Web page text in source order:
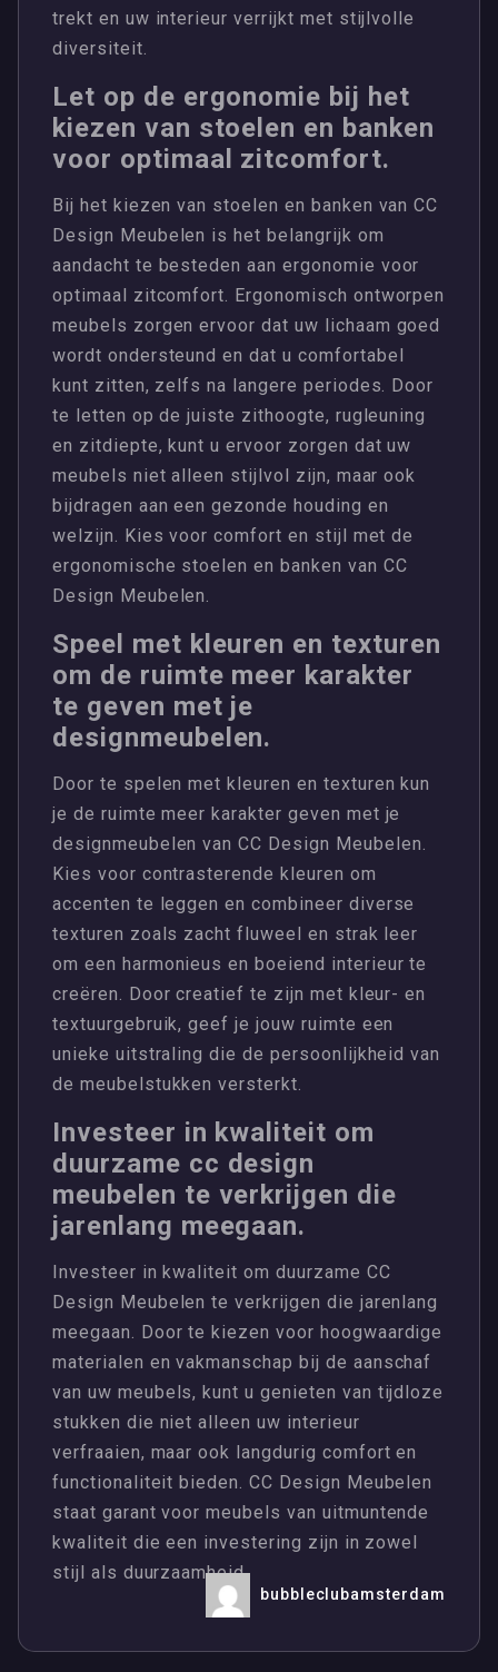
trekt en uw interieur verrijkt met stijlvolle
diversiteit.
Let op de ergonomie bij het
kiezen van stoelen en banken
voor optimaal zitcomfort.
Bij het kiezen van stoelen en banken van CC
Design Meubelen is het belangrijk om
aandacht te besteden aan ergonomie voor
optimaal zitcomfort. Ergonomisch ontworpen
meubels zorgen ervoor dat uw lichaam goed
wordt ondersteund en dat u comfortabel
kunt zitten, zelfs na langere periodes. Door
te letten op de juiste zithoogte, rugleuning
en zitdiepte, kunt u ervoor zorgen dat uw
meubels niet alleen stijlvol zijn, maar ook
bijdragen aan een gezonde houding en
welzijn. Kies voor comfort en stijl met de
ergonomische stoelen en banken van CC
Design Meubelen.
Speel met kleuren en texturen
om de ruimte meer karakter
te geven met je
designmeubelen.
Door te spelen met kleuren en texturen kun
je de ruimte meer karakter geven met je
designmeubelen van CC Design Meubelen.
Kies voor contrasterende kleuren om
accenten te leggen en combineer diverse
texturen zoals zacht fluweel en strak leer
om een harmonieus en boeiend interieur te
creëren. Door creatief te zijn met kleur- en
textuurgebruik, geef je jouw ruimte een
unieke uitstraling die de persoonlijkheid van
de meubelstukken versterkt.
Investeer in kwaliteit om
duurzame cc design
meubelen te verkrijgen die
jarenlang meegaan.
Investeer in kwaliteit om duurzame CC
Design Meubelen te verkrijgen die jarenlang
meegaan. Door te kiezen voor hoogwaardige
materialen en vakmanschap bij de aanschaf
van uw meubels, kunt u genieten van tijdloze
stukken die niet alleen uw interieur
verfraaien, maar ook langdurig comfort en
functionaliteit bieden. CC Design Meubelen
staat garant voor meubels van uitmuntende
kwaliteit die een investering zijn in zowel
stijl als duurzaamheid.
bubbleclubamsterdam